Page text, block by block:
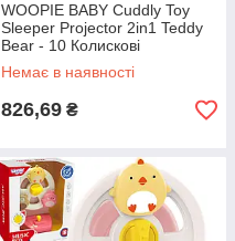
WOOPIE BABY Cuddly Toy
Sleeper Projector 2in1 Teddy
Bear - 10 Колискові
Немає в наявності
826,69 ₴